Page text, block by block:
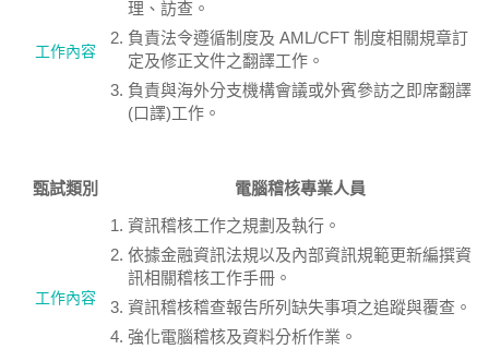
工作內容
理、訪查。
負責法令遵循制度及 AML/CFT 制度相關規章訂
定及修正文件之翻譯工作。
負責與海外分支機構會議或外賓參訪之即席翻譯
(口譯)工作。
甄試類別 電腦稽核專業人員
工作內容
資訊稽核工作之規劃及執行。
依據金融資訊法規以及內部資訊規範更新編撰資
訊相關稽核工作手冊。
資訊稽核稽查報告所列缺失事項之追蹤與覆查。
強化電腦稽核及資料分析作業。